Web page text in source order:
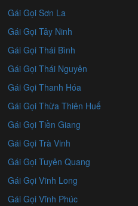
Gái Gọi Sơn La
Gái Gọi Tây Ninh
Gái Gọi Thái Bình
Gái Gọi Thái Nguyên
Gái Gọi Thanh Hóa
Gái Gọi Thừa Thiên Huế
Gái Gọi Tiền Giang
Gái Gọi Trà Vinh
Gái Gọi Tuyên Quang
Gái Gọi Vĩnh Long
Gái Gọi Vĩnh Phúc